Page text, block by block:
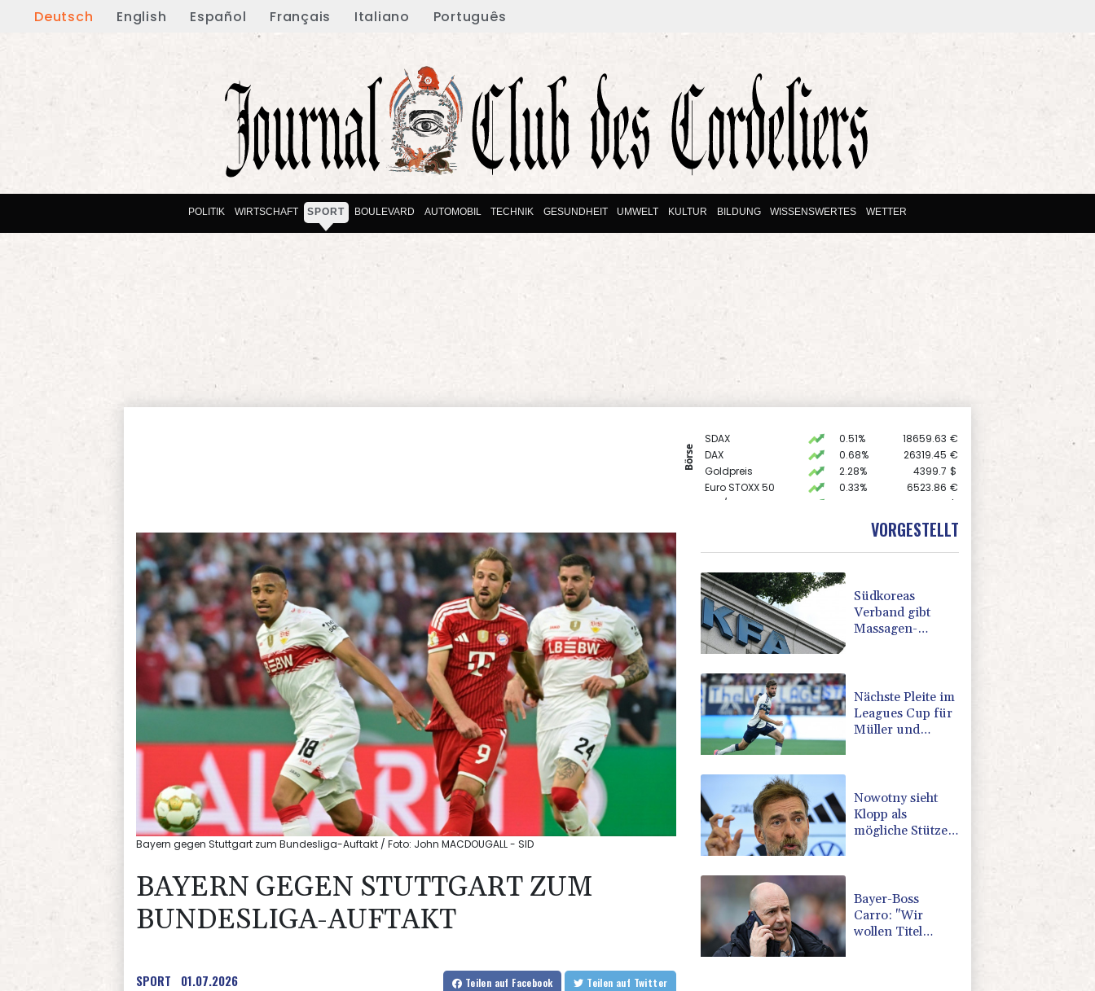
Deutsch English Español Français Italiano Português
POLITIK WIRTSCHAFT SPORT BOULEVARD AUTOMOBIL TECHNIK GESUNDHEIT UMWELT KULTUR BILDUNG WISSENSWERTES WETTER
Börse
SDAX 0.51% 18659.63 €
DAX
0.68% 26319.45 €
Goldpreis
2.28% 4399.7 $
Euro STOXX 50
0.33% 6523.86 €
EUR/USD
$
4068.78 €
-0.07% 32407.2 €
Bayern gegen Stuttgart zum Bundesliga-Auftakt / Foto: John MACDOUGALL - SID
BAYERN GEGEN STUTTGART ZUM
BUNDESLIGA-AUFTAKT
SPORT 01.07.2026 Teilen auf Facebook Teilen auf Twitter
VORGESTELLT
Südkoreas
Verband gibt
Massagen-
Nächste Pleite im
Leagues Cup für
Müller und
Nowotny sieht
Klopp als
mögliche Stütze
Bayer-Boss
Carro: "Wir
wollen Titel